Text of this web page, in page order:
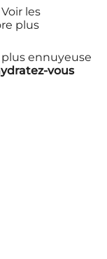
Voir les
plus
plus ennuyeuse
vous